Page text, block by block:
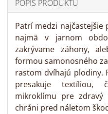
POPIS PRODUKTU
Patrí medzi najčastejšie
najmä v jarnom
zakrývame záhony,
formou samonosného
rastom dvíhajú plodiny.
presakuje textíliou,
mikroklímu pre
chráni pred náletom